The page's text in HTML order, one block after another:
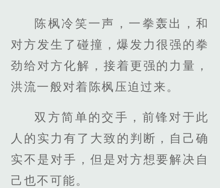
陈枫冷笑一声，一拳轰出，和
对方发生了碰撞，爆发力很强的拳
劲给对方化解，接着更强的力量，
洪流一般对着陈枫压迫过来。
双方简单的交手，前锋对于此
人的实力有了大致的判断，自己确
实不是对手，但是对方想要解决自
己也不可能。